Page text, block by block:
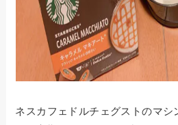
ネスカフェドルチェグストのマ